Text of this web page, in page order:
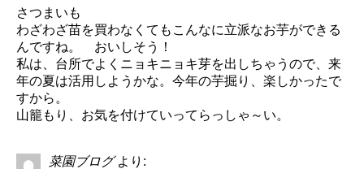
さつまいも
わざわざ苗を買わなくてもこんなに立派なお芋ができる
んですね。 おいしそう！
私は、台所でよくニョキニョキ芽を出しちゃうので、来
年の夏は活用しようかな。今年の芋掘り、楽しかったで
すから。
山籠もり、お気を付けていってらっしゃ～い。
菜園ブログ より: